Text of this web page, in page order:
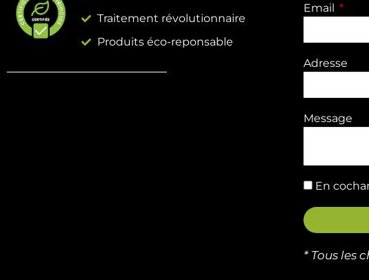
Traitement révolutionnaire
Produits éco-reponsable
Email
Adresse
Message
En
* Tous les